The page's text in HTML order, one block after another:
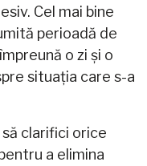
Cel mai bine
perioadă de
o zi și o
situația care s-a
clarifici orice
a elimina